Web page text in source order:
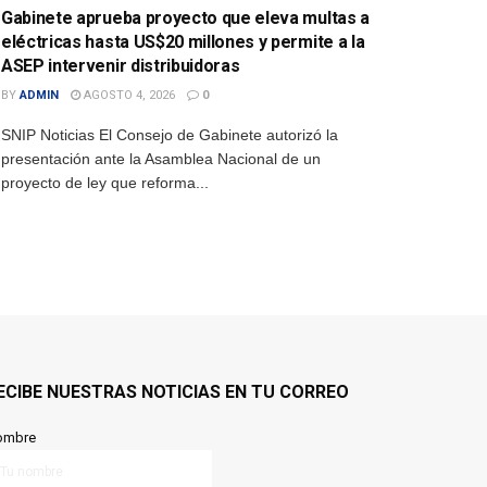
Gabinete aprueba proyecto que eleva multas a
eléctricas hasta US$20 millones y permite a la
ASEP intervenir distribuidoras
BY ADMIN AGOSTO 4, 2026 0
SNIP Noticias El Consejo de Gabinete autorizó la
presentación ante la Asamblea Nacional de un
proyecto de ley que reforma...
NUESTRAS NOTICIAS EN TU CORREO